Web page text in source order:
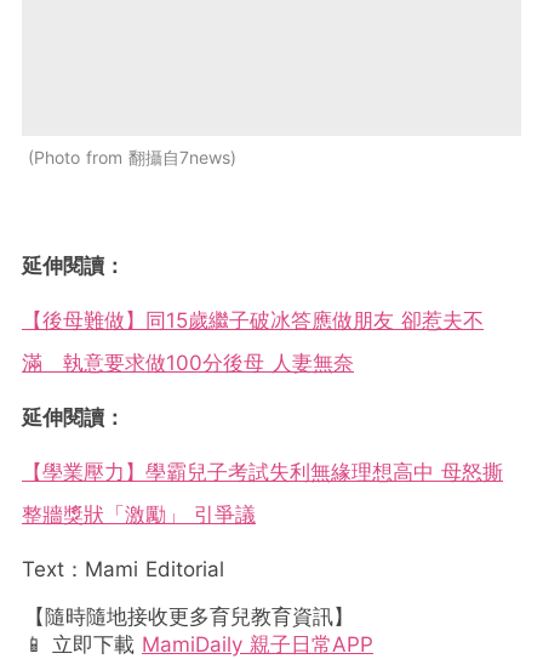
Photo from 翻攝自7news
延伸閱讀：
【後母難做】同15歲繼子破冰答應做朋友 卻惹夫不
滿 執意要求做100分後母 人妻無奈
延伸閱讀：
【學業壓力】學霸兒子考試失利無緣理想高中 母怒撕
整牆獎狀「激勵」 引爭議
Text：Mami Editorial
【隨時隨地接收更多育兒教育資訊】
📱 立即下載 MamiDaily 親子日常APP